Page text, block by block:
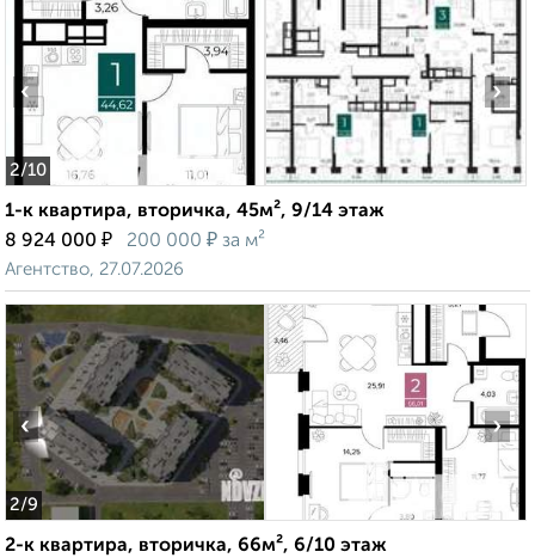
2/10
‹ ›
1-к квартира, вторичка, 45м², 9/14 этаж
8 924 000 ₽ 200 000 ₽ за м²
Агентство, 27.07.2026
2/9
‹ ›
2-к квартира, вторичка, 66м², 6/10 этаж